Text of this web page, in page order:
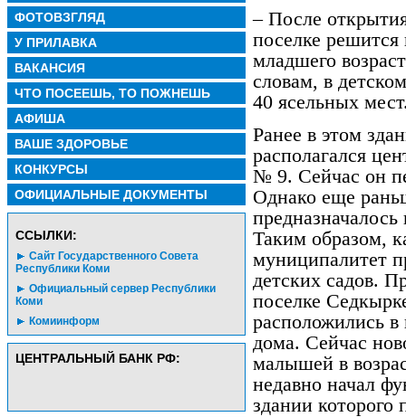
ФОТОВЗГЛЯД
У ПРИЛАВКА
ВАКАНСИЯ
ЧТО ПОСЕЕШЬ, ТО ПОЖНЕШЬ
АФИША
ВАШЕ ЗДОРОВЬЕ
КОНКУРСЫ
ОФИЦИАЛЬНЫЕ ДОКУМЕНТЫ
CСЫЛКИ:
Сайт Государственного Совета
Республики Коми
Официальный сервер Республики
Коми
Комиинформ
ЦЕНТРАЛЬНЫЙ БАНК РФ:
– После
поселке решится
младшего
словам, в
40 ясельных
Ранее в этом
располагался
№ 9. Сейчас он
Однако еще
Таким образом,
муниципалитет
детских садов.
поселке
расположились
дома. Сейчас
малышей в
недавно начал
здании которого